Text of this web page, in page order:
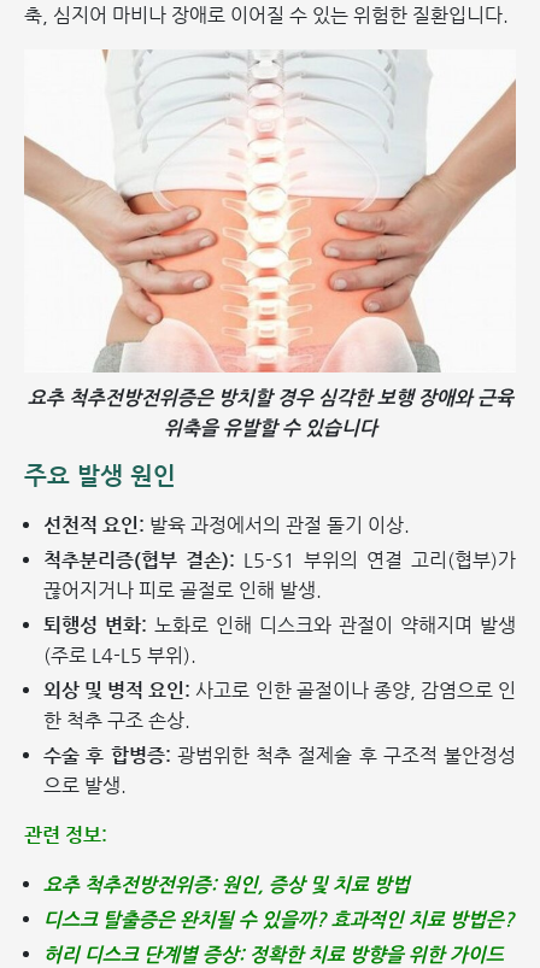
축, 심지어 마비나 장애로 이어질 수 있는 위험한 질환입니다.
요추 척추전방전위증은 방치할 경우 심각한 보행 장애와 근육
위축을 유발할 수 있습니다
주요 발생 원인
선천적 요인: 발육 과정에서의 관절 돌기 이상.
척추분리증(협부 결손): L5-S1 부위의 연결 고리(협부)가
끊어지거나 피로 골절로 인해 발생.
퇴행성 변화: 노화로 인해 디스크와 관절이 약해지며 발생
(주로 L4-L5 부위).
외상 및 병적 요인: 사고로 인한 골절이나 종양, 감염으로 인
한 척추 구조 손상.
수술 후 합병증: 광범위한 척추 절제술 후 구조적 불안정성
으로 발생.
관련 정보:
요추 척추전방전위증: 원인, 증상 및 치료 방법
디스크 탈출증은 완치될 수 있을까? 효과적인 치료 방법은?
허리 디스크 단계별 증상: 정확한 치료 방향을 위한 가이드